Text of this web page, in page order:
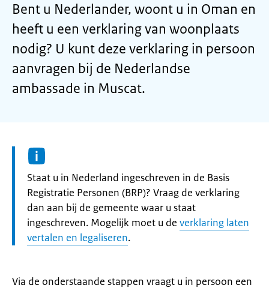
Bent u Nederlander, woont u in Oman en
heeft u een verklaring van woonplaats
nodig? U kunt deze verklaring in persoon
aanvragen bij de Nederlandse
ambassade in Muscat.
Informatie:
Staat u in Nederland ingeschreven in de Basis
Registratie Personen (BRP)? Vraag de verklaring
dan aan bij de gemeente waar u staat
ingeschreven. Mogelijk moet u de verklaring laten
vertalen en legaliseren.
Via de onderstaande stappen vraagt u in persoon een